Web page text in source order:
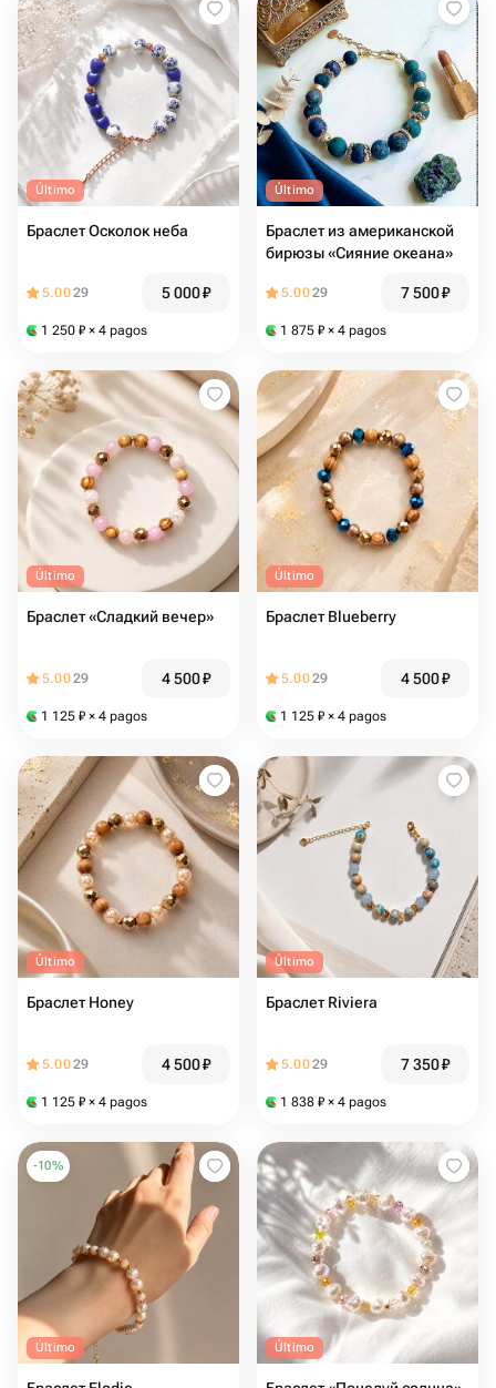
Último
Браслет Осколок неба
5.0029 5 000₽
1 250 ₽ × 4 pagos
Último
Браслет из американской
бирюзы «Сияние океана»
5.0029 7 500₽
1 875 ₽ × 4 pagos
Último
Браслет «Сладкий вечер»
5.0029 4 500₽
1 125 ₽ × 4 pagos
Último
Браслет Blueberry
5.0029 4 500₽
1 125 ₽ × 4 pagos
Último
Браслет Honey
5.0029 4 500₽
1 125 ₽ × 4 pagos
Último
Браслет Riviera
5.0029 7 350₽
1 838 ₽ × 4 pagos
-10%
Último Último